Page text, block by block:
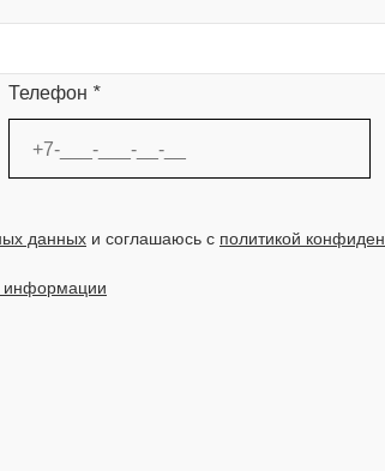
Телефон *
данных и соглашаюсь с политикой
информации